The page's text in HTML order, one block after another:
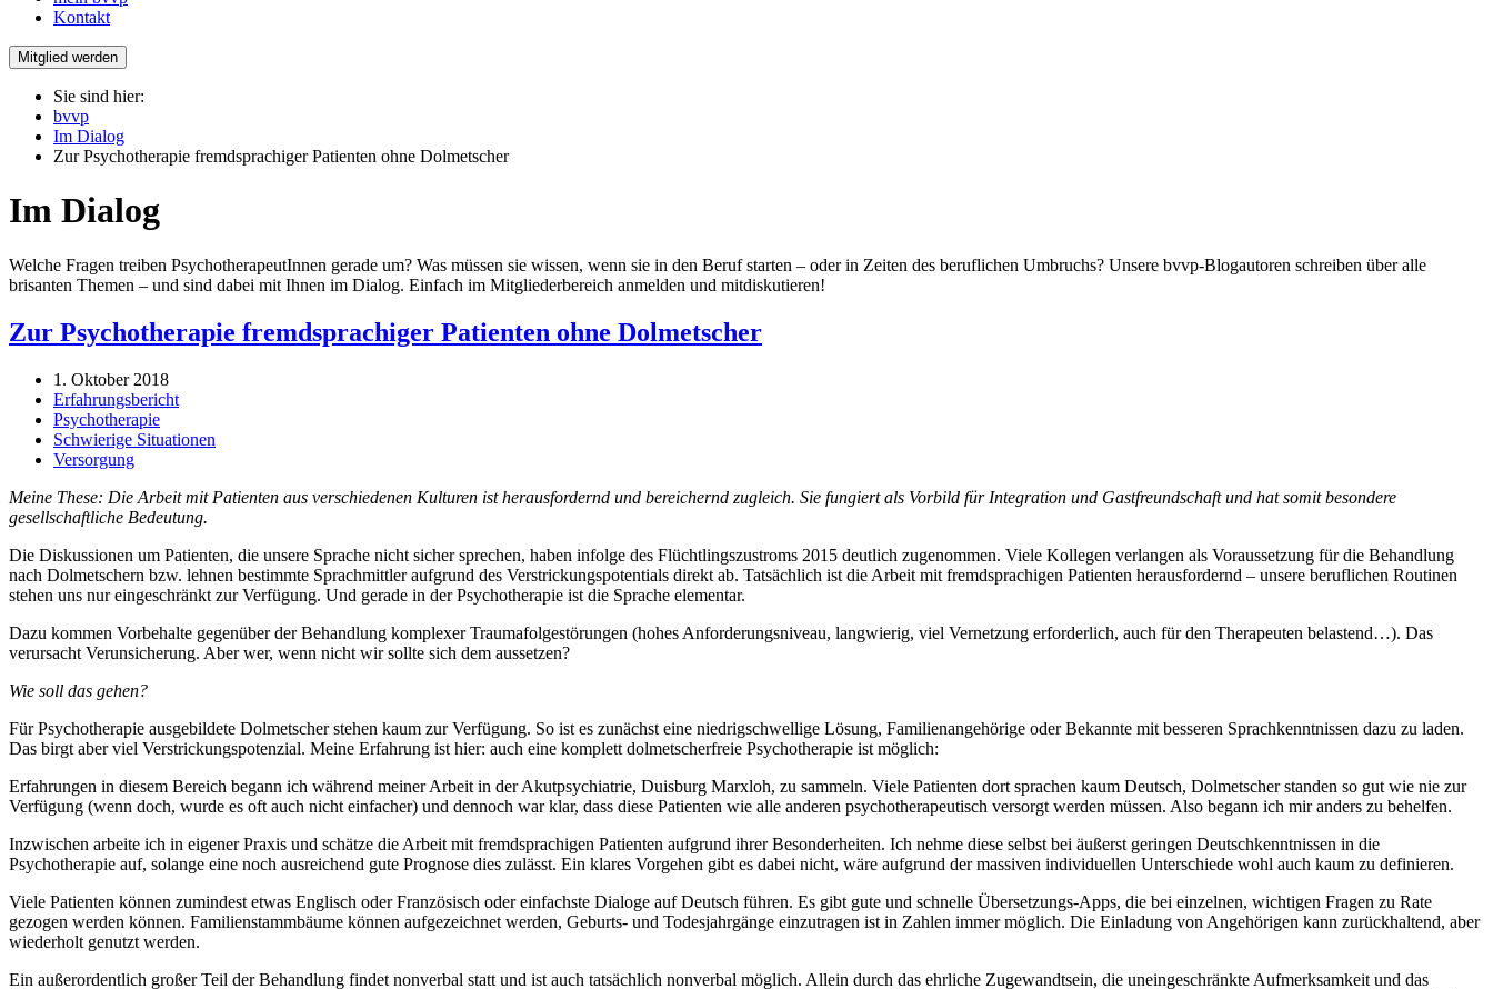
Kontakt
Mitglied werden
Sie sind hier:
bvvp
Im Dialog
Zur Psychotherapie fremdsprachiger Patienten ohne Dolmetscher
Im Dialog
Welche Fragen treiben PsychotherapeutInnen gerade um? Was müssen sie wissen, wenn sie in den Beruf starten – oder in Zeiten des beruflichen Umbruchs? Unsere bvvp-Blogautoren schreiben über alle
brisanten Themen – und sind dabei mit Ihnen im Dialog. Einfach im Mitgliederbereich anmelden und mitdiskutieren!
Zur Psychotherapie fremdsprachiger Patienten ohne Dolmetscher
1. Oktober 2018
Erfahrungsbericht
Psychotherapie
Schwierige Situationen
Versorgung
Meine These: Die Arbeit mit Patienten aus verschiedenen Kulturen ist herausfordernd und bereichernd zugleich. Sie fungiert als Vorbild für Integration und Gastfreundschaft und hat somit besondere
gesellschaftliche Bedeutung.
Die Diskussionen um Patienten, die unsere Sprache nicht sicher sprechen, haben infolge des Flüchtlingszustroms 2015 deutlich zugenommen. Viele Kollegen verlangen als Voraussetzung für die Behandlung
nach Dolmetschern bzw. lehnen bestimmte Sprachmittler aufgrund des Verstrickungspotentials direkt ab. Tatsächlich ist die Arbeit mit fremdsprachigen Patienten herausfordernd – unsere beruflichen Routinen
stehen uns nur eingeschränkt zur Verfügung. Und gerade in der Psychotherapie ist die Sprache elementar.
Dazu kommen Vorbehalte gegenüber der Behandlung komplexer Traumafolgestörungen (hohes Anforderungsniveau, langwierig, viel Vernetzung erforderlich, auch für den Therapeuten belastend…). Das
verursacht Verunsicherung. Aber wer, wenn nicht wir sollte sich dem aussetzen?
Wie soll das gehen?
Für Psychotherapie ausgebildete Dolmetscher stehen kaum zur Verfügung. So ist es zunächst eine niedrigschwellige Lösung, Familienangehörige oder Bekannte mit besseren Sprachkenntnissen dazu zu laden.
Das birgt aber viel Verstrickungspotenzial. Meine Erfahrung ist hier: auch eine komplett dolmetscherfreie Psychotherapie ist möglich:
Erfahrungen in diesem Bereich begann ich während meiner Arbeit in der Akutpsychiatrie, Duisburg Marxloh, zu sammeln. Viele Patienten dort sprachen kaum Deutsch, Dolmetscher standen so gut wie nie zur
Verfügung (wenn doch, wurde es oft auch nicht einfacher) und dennoch war klar, dass diese Patienten wie alle anderen psychotherapeutisch versorgt werden müssen. Also begann ich mir anders zu behelfen.
Inzwischen arbeite ich in eigener Praxis und schätze die Arbeit mit fremdsprachigen Patienten aufgrund ihrer Besonderheiten. Ich nehme diese selbst bei äußerst geringen Deutschkenntnissen in die
Psychotherapie auf, solange eine noch ausreichend gute Prognose dies zulässt. Ein klares Vorgehen gibt es dabei nicht, wäre aufgrund der massiven individuellen Unterschiede wohl auch kaum zu definieren.
Viele Patienten können zumindest etwas Englisch oder Französisch oder einfachste Dialoge auf Deutsch führen. Es gibt gute und schnelle Übersetzungs-Apps, die bei einzelnen, wichtigen Fragen zu Rate
gezogen werden können. Familienstammbäume können aufgezeichnet werden, Geburts- und Todesjahrgänge einzutragen ist in Zahlen immer möglich. Die Einladung von Angehörigen kann zurückhaltend, aber
wiederholt genutzt werden.
Ein außerordentlich großer Teil der Behandlung findet nonverbal statt und ist auch tatsächlich nonverbal möglich. Allein durch das ehrliche Zugewandtsein, die uneingeschränkte Aufmerksamkeit und das